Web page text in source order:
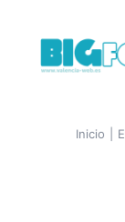
contenido
Inicio